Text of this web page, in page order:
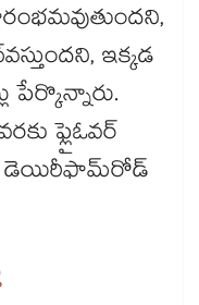
ఇక్కడ
పేర్కొన్నారు.
ఫ్లైఓవర్​
డెయిరీఫామ్​రోడ్​